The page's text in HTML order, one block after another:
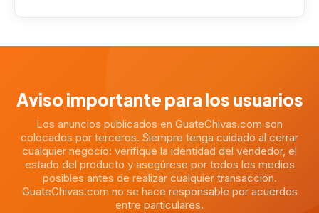
Aviso importante para los usuarios
Los anuncios publicados en GuateChivas.com son
colocados por terceros. Siempre tenga cuidado al cerrar
cualquier negocio: verifique la identidad del vendedor, el
estado del producto y asegúrese por todos los medios
posibles antes de realizar cualquier transacción.
GuateChivas.com no se hace responsable por acuerdos
entre particulares.